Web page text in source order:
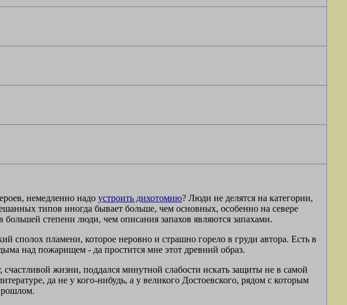
немедленно надо устроить дихотомию? Люди не делятся на категории,
типов иногда бывает больше, чем основных, особенно на севере
степени люди, чем описания запахов являются запахами.
сполох пламени, которое неровно и страшно горело в груди автора. Есть в
над пожарищем - да простится мне этот древний образ.
жизни, поддался минутной слабости искать защиты не в самой
да не у кого-нибудь, а у великого Достоевского, рядом с которым